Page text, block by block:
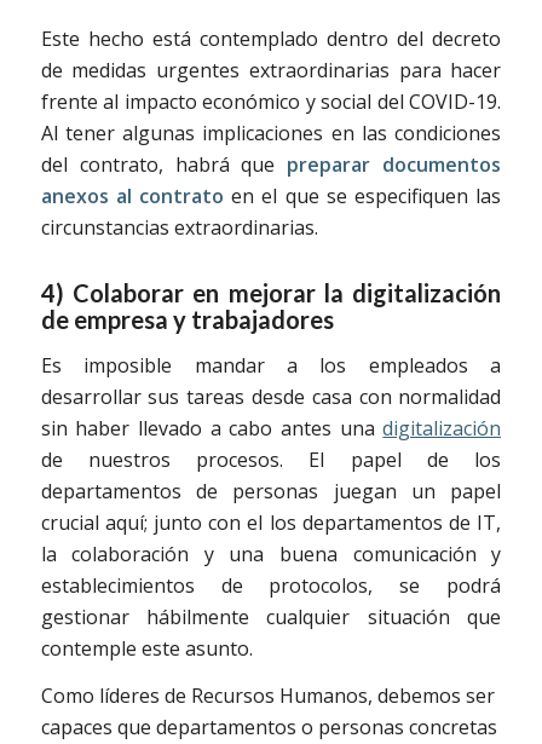
Este hecho está contemplado dentro del decreto
de medidas urgentes extraordinarias para hacer
frente al impacto económico y social del COVID-19.
Al tener algunas implicaciones en las condiciones
del contrato, habrá que preparar documentos
anexos al contrato en el que se especifiquen las
circunstancias extraordinarias.
4) Colaborar en mejorar la digitalización
de empresa y trabajadores
Es imposible mandar a los empleados a
desarrollar sus tareas desde casa con normalidad
sin haber llevado a cabo antes unadigitalización
de nuestros procesos. El papel de los
departamentos de personas juegan un papel
crucial aquí; junto con el los departamentos de IT,
la colaboración y una buena comunicación y
establecimientos de protocolos, se podrá
gestionar hábilmente cualquier situación que
contemple este asunto.
Como líderes de Recursos Humanos, debemos ser
capaces que departamentos o personas concretas